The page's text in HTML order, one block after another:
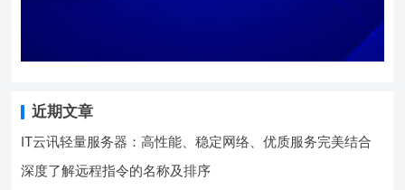
近期文章
IT云讯轻量服务器：高性能、稳定网络、优质服务完美结合
深度了解远程指令的名称及排序